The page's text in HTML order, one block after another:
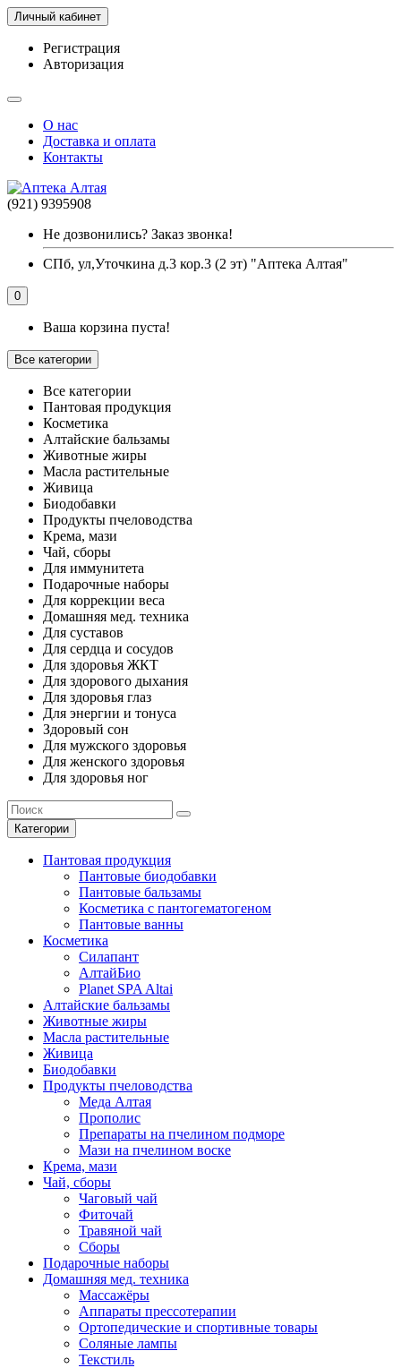
Личный кабинет
Регистрация
Авторизация
О нас
Доставка и оплата
Контакты
(921) 9395908
Не дозвонились? Заказ звонка!
СПб, ул,Уточкина д.3 кор.3 (2 эт) "Аптека Алтая"
0
Ваша корзина пуста!
Все категории
Все категории
Пантовая продукция
Косметика
Алтайские бальзамы
Животные жиры
Масла растительные
Живица
Биодобавки
Продукты пчеловодства
Крема, мази
Чай, сборы
Для иммунитета
Подарочные наборы
Для коррекции веса
Домашняя мед. техника
Для суставов
Для сердца и сосудов
Для здоровья ЖКТ
Для здорового дыхания
Для здоровья глаз
Для энергии и тонуса
Здоровый сон
Для мужского здоровья
Для женского здоровья
Для здоровья ног
Категории
Пантовая продукция
Пантовые биодобавки
Пантовые бальзамы
Косметика с пантогематогеном
Пантовые ванны
Косметика
Силапант
АлтайБио
Planet SPA Altai
Алтайские бальзамы
Животные жиры
Масла растительные
Живица
Биодобавки
Продукты пчеловодства
Меда Алтая
Прополис
Препараты на пчелином подморе
Мази на пчелином воске
Крема, мази
Чай, сборы
Чаговый чай
Фиточай
Травяной чай
Сборы
Подарочные наборы
Домашняя мед. техника
Массажёры
Аппараты прессотерапии
Ортопедические и спортивные товары
Соляные лампы
Текстиль